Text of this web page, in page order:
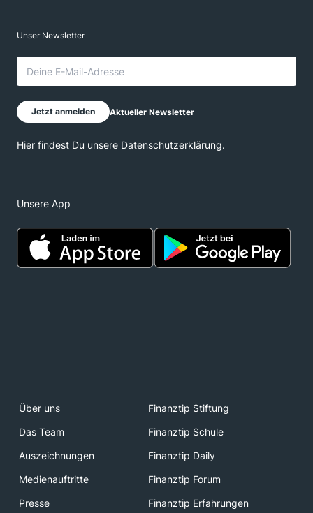
Unsere App
Über uns
Finanztip Stiftung
Das Team
Finanztip Schule
Auszeichnungen
Finanztip Daily
Medienauftritte
Finanztip Forum
Presse
Finanztip Erfahrungen